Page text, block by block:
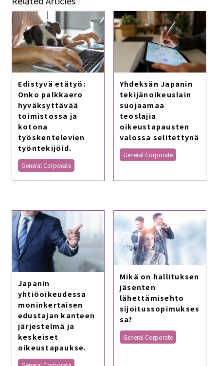
Edistyvä etätyö:
Onko palkkaero
hyväksyttävää
toimistossa ja
kotona
työskentelevien
työntekijöid.
General Corporate
Yhdeksän Japanin
tekijänoikeuslain
suojaamaa
teoslajia
oikeustapausten
valossa selitettynä
General Corporate
Japanin
yhtiöoikeudessa
moninkertaisen
edustajan kanteen
järjestelmä ja
keskeiset
oikeustapaukse.
Mikä on hallituksen
jäsenten
lähettämisehto
sijoitussopimukses
sa?
General Corporate